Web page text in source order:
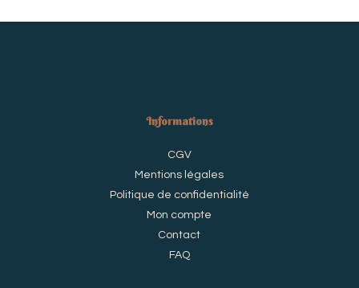
Informations
CGV
Mentions légales
Politique de confidentialité
Mon compte
Contact
FAQ